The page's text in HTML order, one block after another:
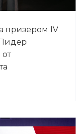
призером IV